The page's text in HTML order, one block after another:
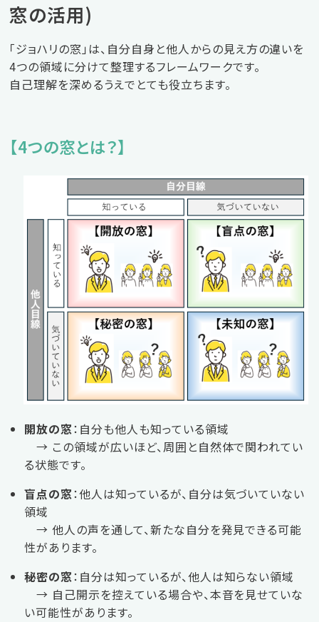
窓の活用)
「ジョハリの窓」は、自分自身と他人からの見え方の違いを
4つの領域に分けて整理するフレームワークです。
自己理解を深めるうえでとても役立ちます。
【4つの窓とは？】
開放の窓：自分も他人も知っている領域
→ この領域が広いほど、周囲と自然体で関われてい
る状態です。
盲点の窓：他人は知っているが、自分は気づいていない
領域
→ 他人の声を通して、新たな自分を発見できる可能
性があります。
秘密の窓：自分は知っているが、他人は知らない領域
→ 自己開示を控えている場合や、本音を見せていな
い可能性があります。